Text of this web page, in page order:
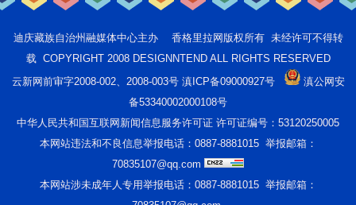
迪庆藏族自治州融媒体中心主办 香格里拉网版权所有 未经许可不得转
载 COPYRIGHT 2008 DESIGNNTEND ALL RIGHTS RESERVED
云新网前审字2008-002、2008-003号 滇ICP备09000927号
滇公网安
备53340002000108号
中华人民共和国互联网新闻信息服务许可证 许可证编号：53120250005
本网站违法和不良信息举报电话：0887-8881015 举报邮箱：
70835107@qq.com
本网站涉未成年人专用举报电话：0887-8881015 举报邮箱：